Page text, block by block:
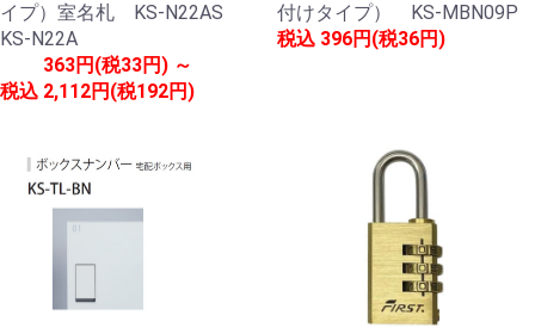
イプ）室名札 KS-N22AS
KS-N22A
税込
363円(税33円) ～
2,112円(税192円)
付けタイプ） KS-MBN09P
税込 396円(税36円)